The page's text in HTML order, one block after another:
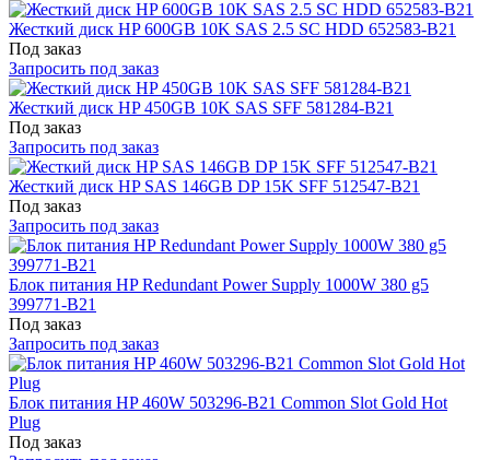
Жесткий диск HP 600GB 10K SAS 2.5 SC HDD 652583-B21
Под заказ
Запросить под заказ
Жесткий диск HP 450GB 10K SAS SFF 581284-B21
Под заказ
Запросить под заказ
Жесткий диск HP SAS 146GB DP 15K SFF 512547-B21
Под заказ
Запросить под заказ
Блок питания HP Redundant Power Supply 1000W 380 g5
399771-B21
Под заказ
Запросить под заказ
Блок питания HP 460W 503296-B21 Common Slot Gold Hot
Plug
Под заказ